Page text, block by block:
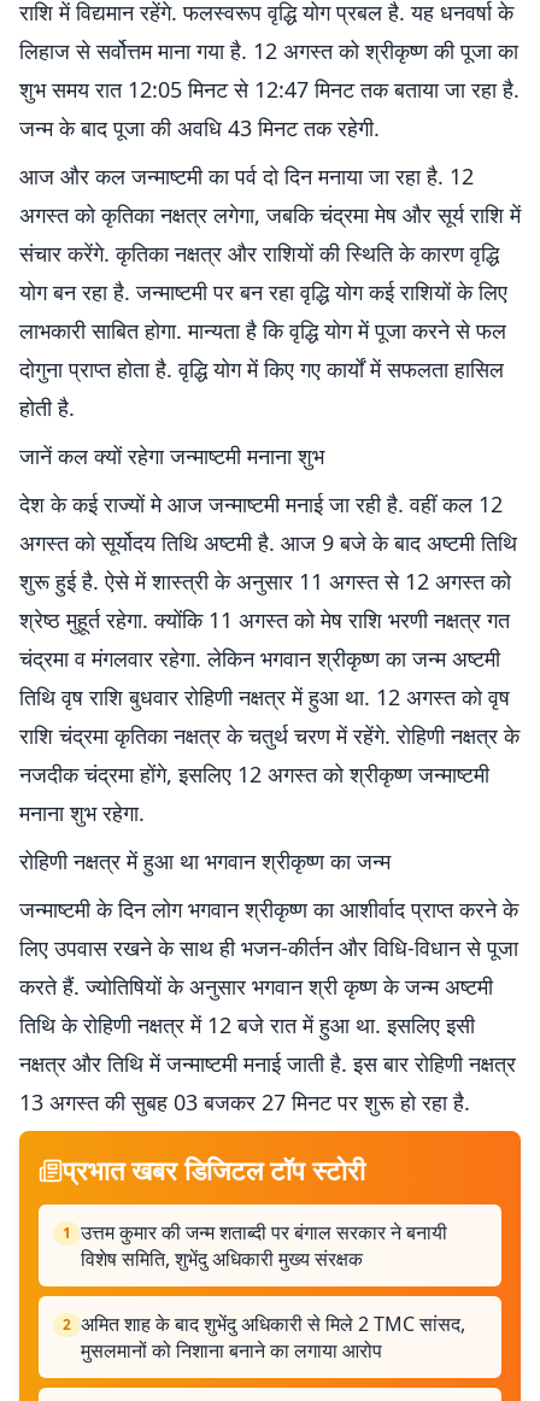
राशि में विद्यमान रहेंगे. फलस्वरूप वृद्धि योग प्रबल है. यह धनवर्षा के
लिहाज से सर्वोत्तम माना गया है. 12 अगस्त को श्रीकृष्ण की पूजा का
शुभ समय रात 12:05 मिनट से 12:47 मिनट तक बताया जा रहा है.
जन्म के बाद पूजा की अवधि 43 मिनट तक रहेगी.
आज और कल जन्माष्टमी का पर्व दो दिन मनाया जा रहा है. 12
अगस्त को कृतिका नक्षत्र लगेगा, जबकि चंद्रमा मेष और सूर्य राशि में
संचार करेंगे. कृतिका नक्षत्र और राशियों की स्थिति के कारण वृद्धि
योग बन रहा है. जन्माष्टमी पर बन रहा वृद्धि योग कई राशियों के लिए
लाभकारी साबित होगा. मान्यता है कि वृद्धि योग में पूजा करने से फल
दोगुना प्राप्त होता है. वृद्धि योग में किए गए कार्यों में सफलता हासिल
होती है.
जानें कल क्यों रहेगा जन्माष्टमी मनाना शुभ
देश के कई राज्यों मे आज जन्माष्टमी मनाई जा रही है. वहीं कल 12
अगस्त को सूर्योदय तिथि अष्टमी है. आज 9 बजे के बाद अष्टमी तिथि
शुरू हुई है. ऐसे में शास्त्री के अनुसार 11 अगस्त से 12 अगस्त को
श्रेष्ठ मुहूर्त रहेगा. क्योंकि 11 अगस्त को मेष राशि भरणी नक्षत्र गत
चंद्रमा व मंगलवार रहेगा. लेकिन भगवान श्रीकृष्ण का जन्म अष्टमी
तिथि वृष राशि बुधवार रोहिणी नक्षत्र में हुआ था. 12 अगस्त को वृष
राशि चंद्रमा कृतिका नक्षत्र के चतुर्थ चरण में रहेंगे. रोहिणी नक्षत्र के
नजदीक चंद्रमा होंगे, इसलिए 12 अगस्त को श्रीकृष्ण जन्माष्टमी
मनाना शुभ रहेगा.
रोहिणी नक्षत्र में हुआ था भगवान श्रीकृष्ण का जन्म
जन्माष्टमी के दिन लोग भगवान श्रीकृष्ण का आशीर्वाद प्राप्त करने के
लिए उपवास रखने के साथ ही भजन-कीर्तन और विधि-विधान से पूजा
करते हैं. ज्योतिषियों के अनुसार भगवान श्री कृष्ण के जन्म अष्टमी
तिथि के रोहिणी नक्षत्र में 12 बजे रात में हुआ था. इसलिए इसी
नक्षत्र और तिथि में जन्माष्टमी मनाई जाती है. इस बार रोहिणी नक्षत्र
13 अगस्त की सुबह 03 बजकर 27 मिनट पर शुरू हो रहा है.
प्रभात खबर डिजिटल टॉप स्टोरी
1 उत्तम कुमार की जन्म शताब्दी पर बंगाल सरकार ने बनायी
विशेष समिति, शुभेंदु अधिकारी मुख्य संरक्षक
2 अमित शाह के बाद शुभेंदु अधिकारी से मिले 2 TMC सांसद,
मुसलमानों को निशाना बनाने का लगाया आरोप